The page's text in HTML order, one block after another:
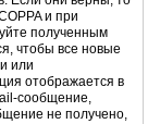
и при
полученным
чтобы все новые
или
отображается в
сообщение,
не получено,